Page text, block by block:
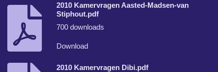
2010 Kamervragen Aasted-Madsen-van
Stiphout.pdf
700 downloads
Download
2010 Kamervragen Dibi.pdf